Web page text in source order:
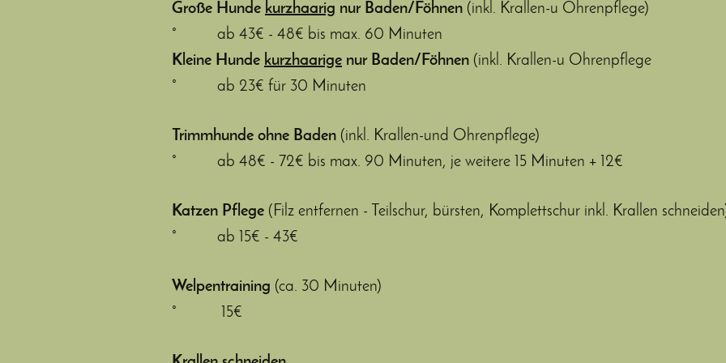
Große Hunde kurzhaarig nur Baden/Föhnen (inkl. Krallen-u Ohrenpflege)
° ab 43€ - 48€ bis max. 60 Minuten
Kleine Hunde kurzhaarige nur Baden/Föhnen (inkl. Krallen-u Ohrenpflege
° ab 23€ für 30 Minuten
Trimmhunde ohne Baden (inkl. Krallen-und Ohrenpflege)
° ab 48€ - 72€ bis max. 90 Minuten, je weitere 15 Minuten + 12€
Katzen Pflege (Filz entfernen - Teilschur, bürsten, Komplettschur inkl. Krallen
° ab 15€ - 43€
Welpentraining (ca. 30 Minuten)
° 15€